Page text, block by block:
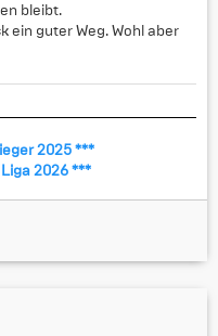
bleibt.
ein guter Weg. Wohl aber
2025 ***
2026 ***